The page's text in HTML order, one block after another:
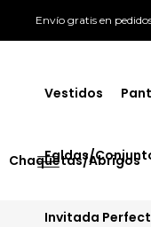
Envío gratis en
Chaquetas/Abrigos
Chaquetas/
Vestidos
Faldas/
Invitada